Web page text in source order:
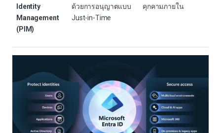
Identity
Management
(PIM)
ด้วยการอนุญาตแบบ
Just-in-Time
คุกคามภายใน